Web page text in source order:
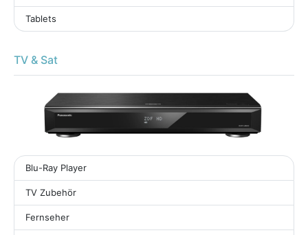
Tablets
TV & Sat
Blu-Ray Player
TV Zubehör
Fernseher